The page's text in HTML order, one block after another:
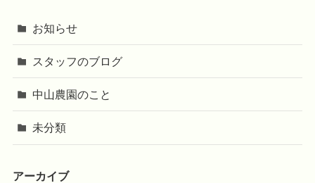
お知らせ
スタッフのブログ
中山農園のこと
未分類
アーカイブ